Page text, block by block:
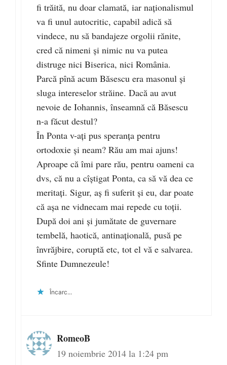
fi trăită, nu doar clamată, iar naționalismul
va fi unul autocritic, capabil adică să
vindece, nu să bandajeze orgolii rănite,
cred că nimeni și nimic nu va putea
distruge nici Biserica, nici România.
Parcă pînă acum Băsescu era masonul și
sluga intereselor străine. Dacă au avut
nevoie de Iohannis, înseamnă că Băsescu
n-a făcut destul?
În Ponta v-ați pus speranța pentru
ortodoxie și neam? Rău am mai ajuns!
Aproape că îmi pare rău, pentru oameni ca
dvs, că nu a cîștigat Ponta, ca să vă dea ce
meritați. Sigur, aș fi suferit și eu, dar poate
că așa ne vidnecam mai repede cu toții.
După doi ani și jumătate de guvernare
tembelă, haotică, antinațională, pusă pe
învrăjbire, coruptă etc, tot el vă e salvarea.
Sfinte Dumnezeule!
Încarc...
RomeoB
19 noiembrie 2014 la 1:24 pm